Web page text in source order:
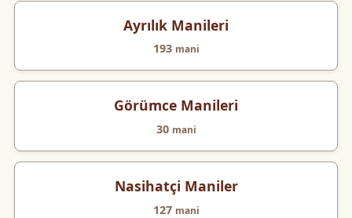
Ayrılık Manileri
193 mani
Görümce Manileri
30 mani
Nasihatçi Maniler
127 mani